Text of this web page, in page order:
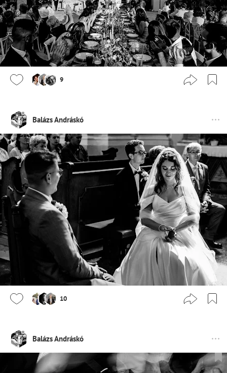
9
Balázs Andráskó
10
Balázs Andráskó